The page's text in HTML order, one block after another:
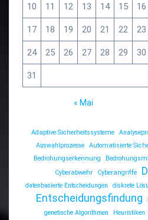
10 11 12 13 14 15 16
17 18 19 20 21 22 23
24 25 26 27 28 29 30
31
« Mai
Adaptive Sicherheitssysteme
Auswahlprozesse
Automatisierte
Bedrohungserkennung
Cyberabwehr
Cyberangriffe
datenbasierte Entscheidungen diskrete
Entscheidungsfindung
genetische Algorithmen
Heuristiken